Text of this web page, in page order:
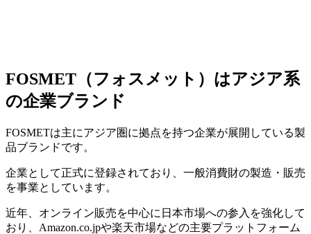
FOSMET（フォスメット）はアジア系
の企業ブランド
FOSMETは主にアジア圏に拠点を持つ企業が展開している製
品ブランドです。
企業として正式に登録されており、一般消費財の製造・販売
を事業としています。
近年、オンライン販売を中心に日本市場への参入を強化して
おり、Amazon.co.jpや楽天市場などの主要プラットフォーム